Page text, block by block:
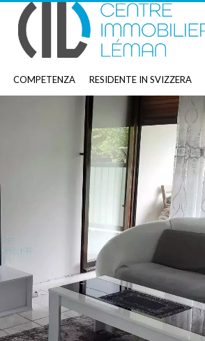
COMPETENZA RESIDENTE IN SVIZZERA